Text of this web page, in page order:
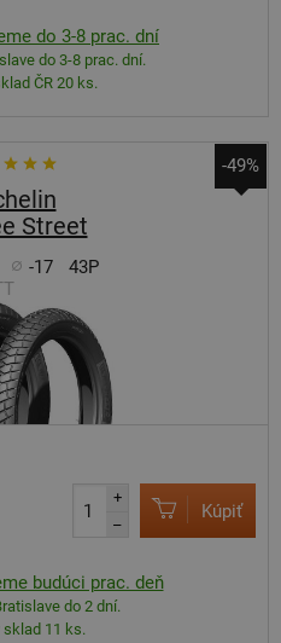
do 3-8 prac. dní
do 3-8 prac. dní.
ČR 20 ks.
-49%
Street
-17
43P
+
–
Kúpiť
budúci prac. deň
do 2 dní.
sklad 11 ks.